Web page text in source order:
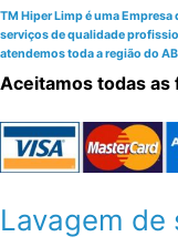
TM Hiper Limp é uma
serviços de qualidade
atendemos toda a região do
Aceitamos todas as
Lavagem de